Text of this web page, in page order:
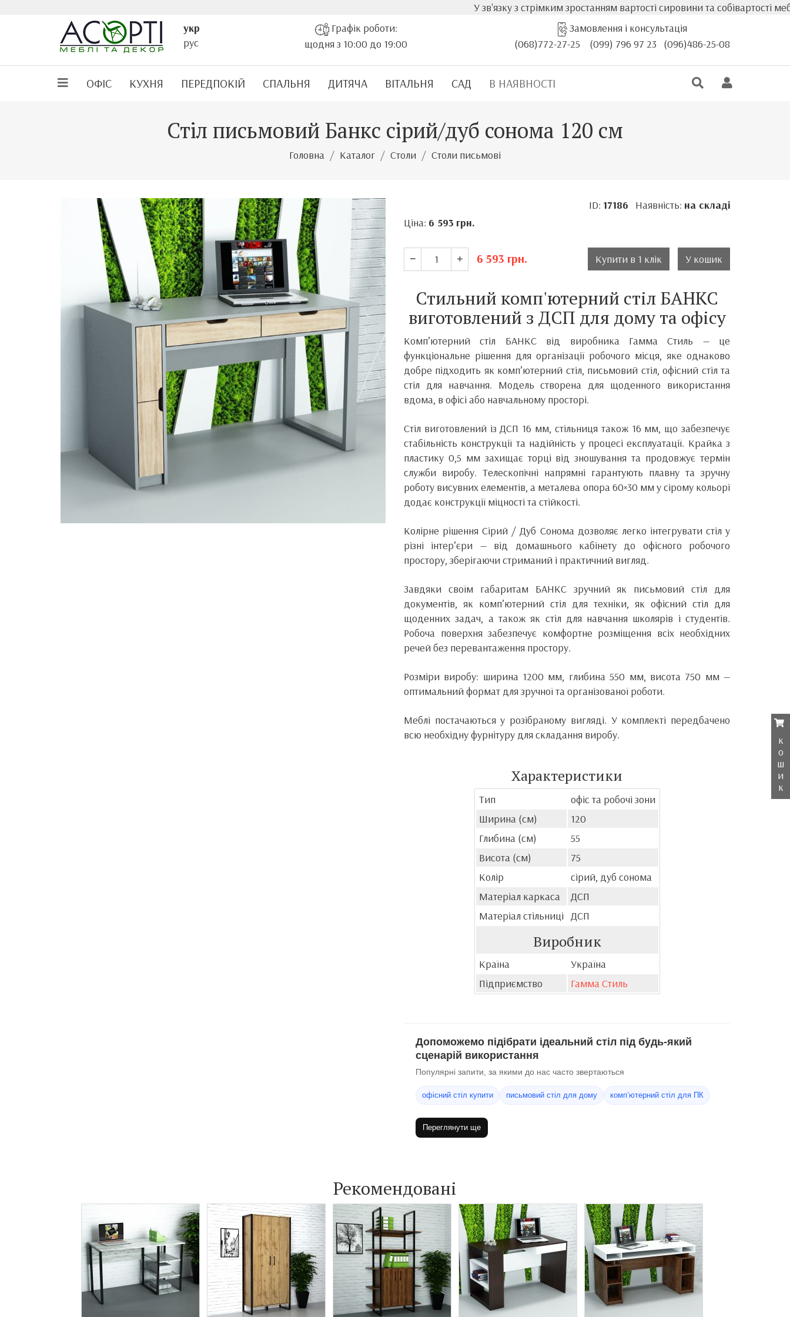
У зв'язку з стрімким зростанням вартості сировини та собівартості
укр
рус
Графік роботи:
щодня з 10:00 до 19:00
Замовлення і консультація
(068)772-27-25
(099) 796 97 23 (096)486-25-08
ОФІС КУХНЯ ПЕРЕДПОКІЙ СПАЛЬНЯ ДИТЯЧА ВІТАЛЬНЯ САД В НАЯВНОСТІ
Стіл письмовий Банкс сірий/дуб сонома 120 см
Головна Каталог Столи Столи письмові
ID: 17186 Наявність: на складі
Ціна: 6 593 грн.
6 593 грн. Купити в 1 клік У кошик
Стильний комп'ютерний стіл БАНКС
виготовлений з ДСП для дому та офісу
Комп’ютерний стіл БАНКС від виробника Гамма Стиль — це
функціональне рішення для організації робочого місця, яке однаково
добре підходить як комп’ютерний стіл, письмовий стіл, офісний стіл та
стіл для навчання. Модель створена для щоденного використання
вдома, в офісі або навчальному просторі.
Стіл виготовлений із ДСП 16 мм, стільниця також 16 мм, що забезпечує
стабільність конструкції та надійність у процесі експлуатації. Крайка з
пластику 0,5 мм захищає торці від зношування та продовжує термін
служби виробу. Телескопічні напрямні гарантують плавну та зручну
роботу висувних елементів, а металева опора 60×30 мм у сірому кольорі
додає конструкції міцності та стійкості.
Колірне рішення Сірий / Дуб Сонома дозволяє легко інтегрувати стіл у
різні інтер’єри — від домашнього кабінету до офісного робочого
простору, зберігаючи стриманий і практичний вигляд.
Завдяки своїм габаритам БАНКС зручний як письмовий стіл для
документів, як комп’ютерний стіл для техніки, як офісний стіл для
щоденних задач, а також як стіл для навчання школярів і студентів.
Робоча поверхня забезпечує комфортне розміщення всіх необхідних
речей без перевантаження простору.
Розміри виробу: ширина 1200 мм, глибина 550 мм, висота 750 мм —
оптимальний формат для зручної та організованої роботи.
Меблі постачаються у розібраному вигляді. У комплекті передбачено
всю необхідну фурнітуру для складання виробу.
Характеристики
Тип
офіс та робочі зони
Ширина (см)
120
Глибина (см)
55
Висота (см)
75
Колір
сірий, дуб сонома
Матеріал каркаса
ДСП
Матеріал стільниці ДСП
Виробник
Країна
Україна
Підприємство
Гамма Стиль
Допоможемо підібрати ідеальний стіл під будь-який
сценарій використання
Популярні запити, за якими до нас часто звертаються
офісний стіл купити письмовий стіл для дому комп’ютерний стіл для ПК
Переглянути ще
Рекомендовані
к
о
ш
и
к